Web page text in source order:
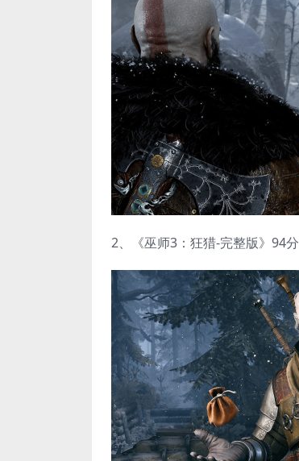
2、《巫师3：狂猎-完整版》94分